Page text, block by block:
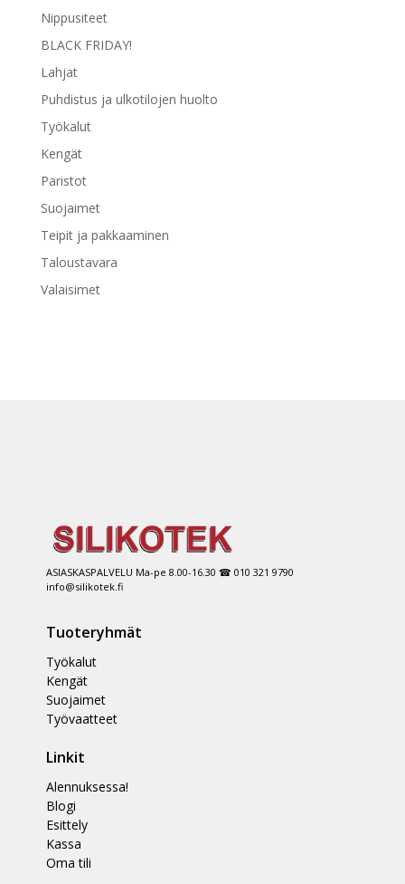
Nippusiteet
BLACK FRIDAY!
Lahjat
Puhdistus ja ulkotilojen huolto
Työkalut
Kengät
Paristot
Suojaimet
Teipit ja pakkaaminen
Taloustavara
Valaisimet
ASIASKASPALVELU Ma-pe 8.00-16.30 ☎ 010 321 9790
info@silikotek.fi
Tuoteryhmät
Työkalut
Kengät
Suojaimet
Työvaatteet
Linkit
Alennuksessa!
Blogi
Esittely
Kassa
Oma tili